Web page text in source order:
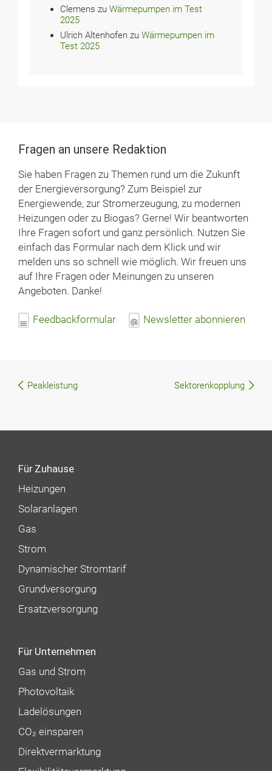
Clemens zuWärmepumpen im Test
2025
Ulrich Altenhofen zuWärmepumpen im
Test 2025
Fragen an unsere Redaktion
Sie haben Fragen zu Themen rund um die Zukunft
der Energieversorgung? Zum Beispiel zur
Energiewende, zur Stromerzeugung, zu modernen
Heizungen oder zu Biogas? Gerne! Wir beantworten
Ihre Fragen sofort und ganz persönlich. Nutzen Sie
einfach das Formular nach dem Klick und wir
melden uns so schnell wie möglich. Wir freuen uns
auf Ihre Fragen oder Meinungen zu unseren
Angeboten. Danke!
Feedbackformular Newsletter abonnieren
Beitragsnavigation
Peakleistung Sektorenkopplung
Für Zuhause
Heizungen
Solaranlagen
Gas
Strom
Dynamischer Stromtarif
Grundversorgung
Ersatzversorgung
Für Unternehmen
Gas und Strom
Photovoltaik
Ladelösungen
CO₂ einsparen
Direktvermarktung